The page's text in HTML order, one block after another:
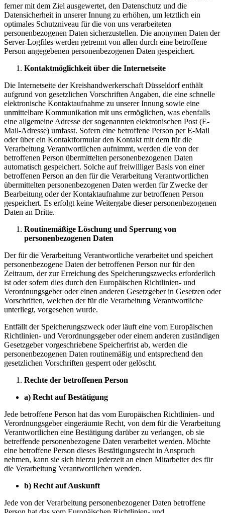
ferner mit dem Ziel ausgewertet, den Datenschutz und die
Datensicherheit in unserer Innung zu erhöhen, um letztlich ein
optimales Schutzniveau für die von uns verarbeiteten
personenbezogenen Daten sicherzustellen. Die anonymen Daten der
Server-Logfiles werden getrennt von allen durch eine betroffene
Person angegebenen personenbezogenen Daten gespeichert.
Kontaktmöglichkeit über die Internetseite
Die Internetseite der Kreishandwerkerschaft Düsseldorf enthält
aufgrund von gesetzlichen Vorschriften Angaben, die eine schnelle
elektronische Kontaktaufnahme zu unserer Innung sowie eine
unmittelbare Kommunikation mit uns ermöglichen, was ebenfalls
eine allgemeine Adresse der sogenannten elektronischen Post (E-
Mail-Adresse) umfasst. Sofern eine betroffene Person per E-Mail
oder über ein Kontaktformular den Kontakt mit dem für die
Verarbeitung Verantwortlichen aufnimmt, werden die von der
betroffenen Person übermittelten personenbezogenen Daten
automatisch gespeichert. Solche auf freiwilliger Basis von einer
betroffenen Person an den für die Verarbeitung Verantwortlichen
übermittelten personenbezogenen Daten werden für Zwecke der
Bearbeitung oder der Kontaktaufnahme zur betroffenen Person
gespeichert. Es erfolgt keine Weitergabe dieser personenbezogenen
Daten an Dritte.
Routinemäßige Löschung und Sperrung von
personenbezogenen Daten
Der für die Verarbeitung Verantwortliche verarbeitet und speichert
personenbezogene Daten der betroffenen Person nur für den
Zeitraum, der zur Erreichung des Speicherungszwecks erforderlich
ist oder sofern dies durch den Europäischen Richtlinien- und
Verordnungsgeber oder einen anderen Gesetzgeber in Gesetzen oder
Vorschriften, welchen der für die Verarbeitung Verantwortliche
unterliegt, vorgesehen wurde.
Entfällt der Speicherungszweck oder läuft eine vom Europäischen
Richtlinien- und Verordnungsgeber oder einem anderen zuständigen
Gesetzgeber vorgeschriebene Speicherfrist ab, werden die
personenbezogenen Daten routinemäßig und entsprechend den
gesetzlichen Vorschriften gesperrt oder gelöscht.
Rechte der betroffenen Person
a) Recht auf Bestätigung
Jede betroffene Person hat das vom Europäischen Richtlinien- und
Verordnungsgeber eingeräumte Recht, von dem für die Verarbeitung
Verantwortlichen eine Bestätigung darüber zu verlangen, ob sie
betreffende personenbezogene Daten verarbeitet werden. Möchte
eine betroffene Person dieses Bestätigungsrecht in Anspruch
nehmen, kann sie sich hierzu jederzeit an einen Mitarbeiter des für
die Verarbeitung Verantwortlichen wenden.
b) Recht auf Auskunft
Jede von der Verarbeitung personenbezogener Daten betroffene